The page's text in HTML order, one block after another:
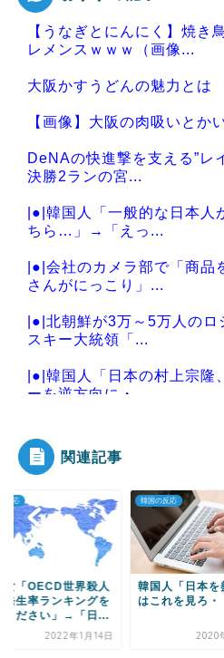
Powered by livedoor 相互
【うなぎとにんにく】焼き
レメンスｗｗｗ（画像...
大阪かすうどんの魅力とは
【画像】大阪の肉吸いとか
DeNAの快進撃を支える”
決勝2ランの宮...
|●|韓国人「一般的な日本人
ちら…」→「えっ...
|●|会社のカメラ部で「商品
さんがにっこり」...
|●|北朝鮮が3万～5万人の
スキー大統領「...
|●|韓国人「日本の村上宗隆
ーを逆方向に・...
Powered by livedoor 相互
関連記事
反応
人「日本を羨む奴ら
れを見ろ・・・」
2020年12月12日
韓国の反応
韓国人「日本車
の代表的な短所